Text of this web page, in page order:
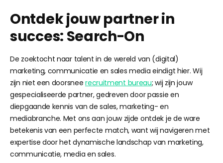
Ontdek jouw partner in
succes: Search-On
De zoektocht naar talent in de wereld van (digital)
marketing, communicatie en sales media eindigt hier. Wij
zijn niet een doorsneerecruitment bureau; wij zijn jouw
gespecialiseerde partner, gedreven door passie en
diepgaande kennis van de sales, marketing- en
mediabranche. Met ons aan jouw zijde ontdek je de ware
betekenis van een perfecte match, want wij navigeren met
expertise door het dynamische landschap van marketing,
communicatie, media en sales.